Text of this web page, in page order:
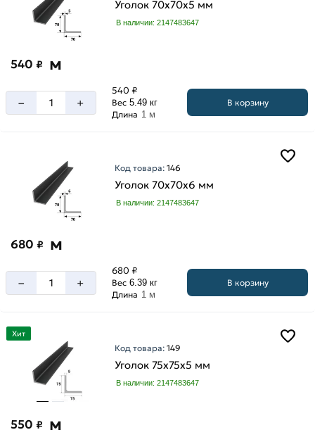
Уголок 70х70х5 мм
В наличии: 2147483647
540 ₽ м
– +
540 ₽
Вес 5.49 кг
Длина 1 м
В корзину
Код товара:146
Уголок 70х70х6 мм
В наличии: 2147483647
680 ₽ м
– +
680 ₽
Вес 6.39 кг
Длина 1 м
В корзину
Хит
Код товара:149
Уголок 75х75х5 мм
В наличии: 2147483647
550 ₽ м